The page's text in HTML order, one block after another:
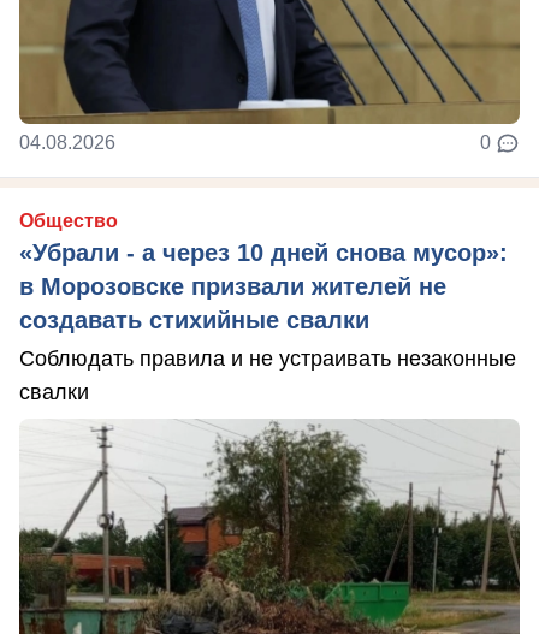
04.08.2026 0
Общество
«Убрали - а через 10 дней снова мусор»:
в Морозовске призвали жителей не
создавать стихийные свалки
Соблюдать правила и не устраивать незаконные
свалки